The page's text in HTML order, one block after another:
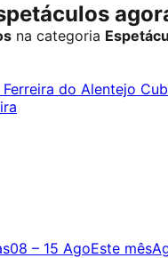
na categoria
Ferreira do Alentejo
08 – 15 AgoEste mês